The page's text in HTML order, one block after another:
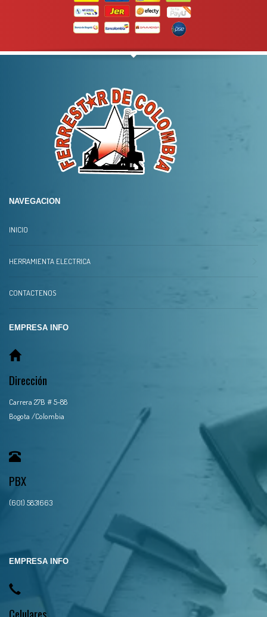
NAVEGACION
INICIO
HERRAMIENTA ELECTRICA
CONTACTENOS
EMPRESA INFO
Dirección
Carrera 27B # 5-88
Bogota /Colombia
PBX
(601) 5831663
EMPRESA INFO
Celulares